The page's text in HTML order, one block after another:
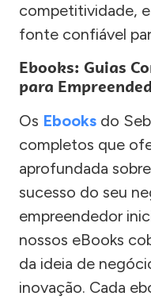
competitividade,
fonte confiável
Ebooks: Guias
para
Os Ebooks do
completos que
aprofundada
sucesso do seu
empreendedor
nossos eBooks
da ideia de
inovação. Cada